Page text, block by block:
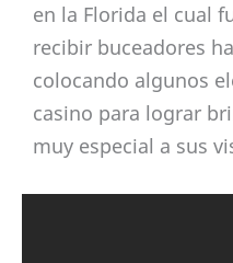
en la Florida el cual
recibir buceadores
colocando algunos
casino para lograr
muy especial a sus